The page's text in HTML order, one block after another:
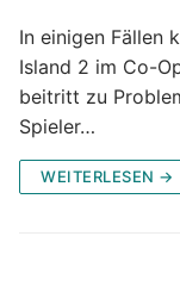
In einigen Fällen
Island 2 im Co-
beitritt zu
Spieler…
WEITERLESEN →